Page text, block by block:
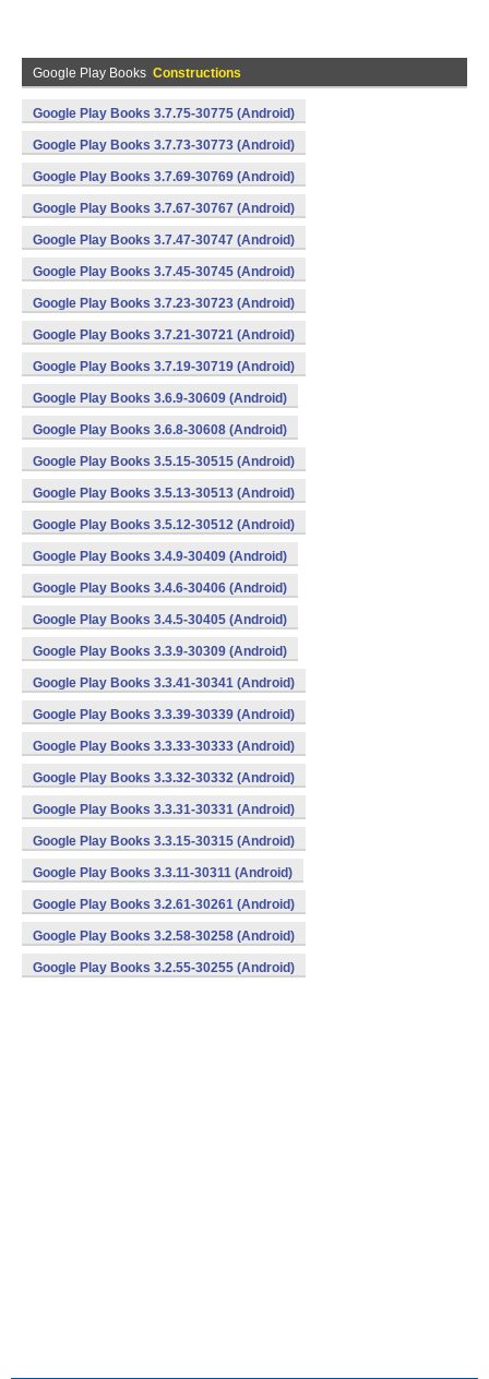
Google Play Books Constructions
Google Play Books 3.7.75-30775 (Android)
Google Play Books 3.7.73-30773 (Android)
Google Play Books 3.7.69-30769 (Android)
Google Play Books 3.7.67-30767 (Android)
Google Play Books 3.7.47-30747 (Android)
Google Play Books 3.7.45-30745 (Android)
Google Play Books 3.7.23-30723 (Android)
Google Play Books 3.7.21-30721 (Android)
Google Play Books 3.7.19-30719 (Android)
Google Play Books 3.6.9-30609 (Android)
Google Play Books 3.6.8-30608 (Android)
Google Play Books 3.5.15-30515 (Android)
Google Play Books 3.5.13-30513 (Android)
Google Play Books 3.5.12-30512 (Android)
Google Play Books 3.4.9-30409 (Android)
Google Play Books 3.4.6-30406 (Android)
Google Play Books 3.4.5-30405 (Android)
Google Play Books 3.3.9-30309 (Android)
Google Play Books 3.3.41-30341 (Android)
Google Play Books 3.3.39-30339 (Android)
Google Play Books 3.3.33-30333 (Android)
Google Play Books 3.3.32-30332 (Android)
Google Play Books 3.3.31-30331 (Android)
Google Play Books 3.3.15-30315 (Android)
Google Play Books 3.3.11-30311 (Android)
Google Play Books 3.2.61-30261 (Android)
Google Play Books 3.2.58-30258 (Android)
Google Play Books 3.2.55-30255 (Android)